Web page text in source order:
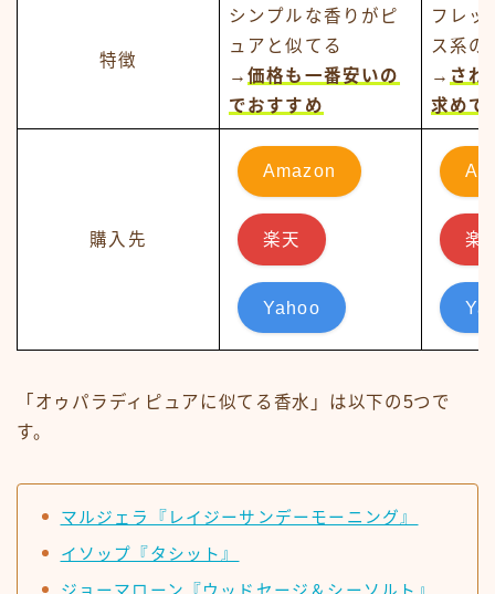
特徴
シンプルな香りがピ
ュアと似てる
→ 価格も一番安いの
でおすすめ
フレッ
ス系の
→ さわ
求めて
購入先
Amazon
楽天
Yahoo
楽
「オゥパラディピュアに似てる香水」は以下の5つで
す。
マルジェラ『レイジーサンデーモーニング』
イソップ『タシット』
ジョーマローン『ウッドセージ＆シーソルト』